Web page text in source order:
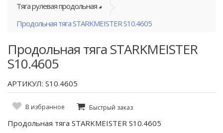
Тяга рулевая продольная
Продольная тяга STARKMEISTER S10.4605
Продольная тяга STARKMEISTER
S10.4605
АРТИКУЛ: S10.4605
В избранное Быстрый заказ
Продольная тяга STARKMEISTER S10.4605